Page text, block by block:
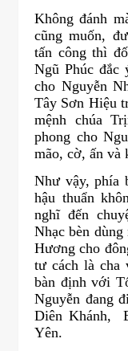
Không đánh
cũng muốn,
tấn công thì
Ngũ Phúc đắc
cho Nguyễn
Tây Sơn Hiệu
mệnh chúa
phong cho
mão, cờ, ấn và
Như vậy, phía
hậu thuẩn
nghĩ đến
Nhạc bèn
Hương cho
tư cách là cha
bàn định với
Nguyễn đang
Diên Khánh,
Yên.